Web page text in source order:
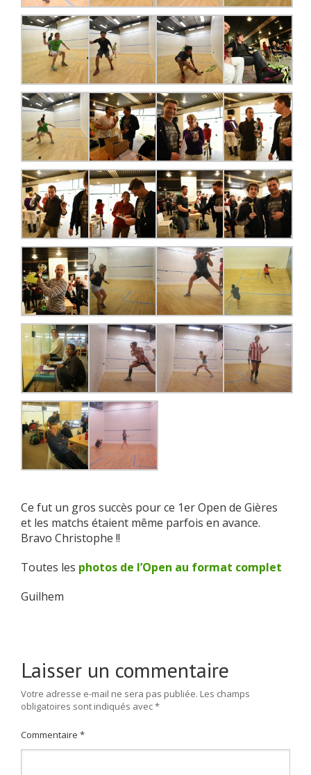
Ce fut un gros succès pour ce 1er Open de Gières
et les matchs étaient même parfois en avance.
Bravo Christophe !!
Toutes les photos de l’Open au format complet
Guilhem
Laisser un commentaire
Votre adresse e-mail ne sera pas publiée. Les champs
obligatoires sont indiqués avec*
Commentaire *